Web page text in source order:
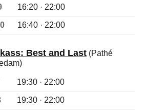
16:20 · 22:00
16:40 · 22:00
Best and Last (Pathé
19:30 · 22:00
19:30 · 22:00